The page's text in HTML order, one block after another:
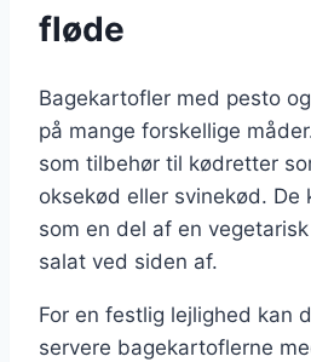
fløde
Bagekartofler med pesto
på mange forskellige
som tilbehør til kødretter
oksekød eller svinekød. De
som en del af en
salat ved siden af.
For en festlig lejlighed kan
servere bagekartoflerne